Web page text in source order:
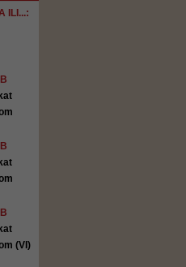
ILI...:
(VI)